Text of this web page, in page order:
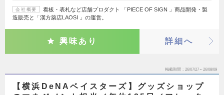
会社概要
看板・表札など店舗プロダクト 「PIECE OF SIGN 」商品開発・製
造販売と「漢方薬店LAOSI 」の運営。
興味あり 詳細へ
掲載期間 26/07/27～26/08/09
【横浜DeNAベイスターズ】グッズショップ